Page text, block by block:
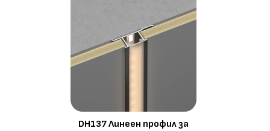
DH137 Линеен профил за